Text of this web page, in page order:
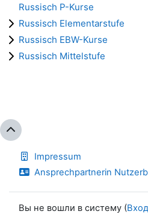
Russisch P-Kurse
Russisch Elementarstufe
Russisch EBW-Kurse
Russisch Mittelstufe
Impressum
Ansprechpartnerin
Вы не вошли в систему (Вход